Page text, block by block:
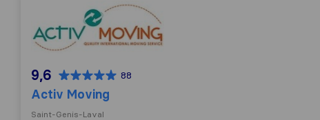
Activ Moving
9,6 88
Activ Moving
Saint-Genis-Laval